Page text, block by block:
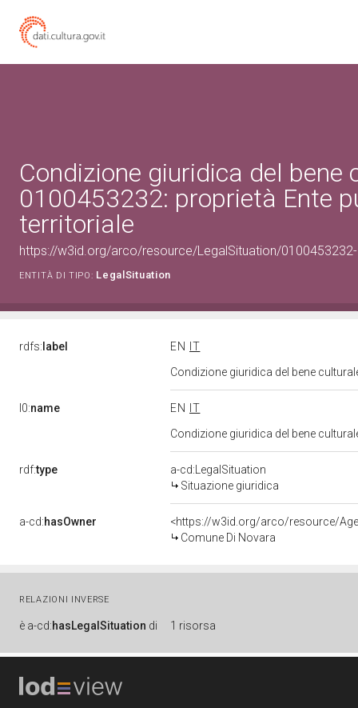
Condizione giuridica del bene
0100453232: proprietà Ente
territoriale
https://w3id.org/arco/resource/LegalSituation/
ENTITÀ DI TIPO: LegalSituation
rdfs: label EN
IT
Condizione giuridica del bene
l0:name EN
IT
Condizione giuridica del bene
rdf:type
a-cd:LegalSituation
Situazione giuridica
a-cd:hasOwner
<https://w3id.org/arco/resource/
Comune Di Novara
RELAZIONI INVERSE
è a-cd:hasLegalSituation di 1 risorsa